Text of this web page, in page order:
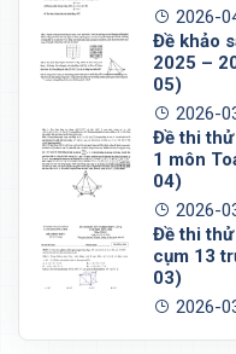
2026-
Đề khảo
2025 –
05)
2026-
Đề thi
1 môn
04)
2026-
Đề thi thử
cụm 13
03)
2026-